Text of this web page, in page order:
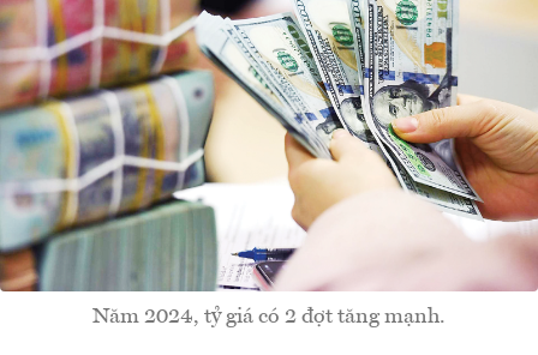
Năm 2024, tỷ giá có 2 đợt tăng mạnh.